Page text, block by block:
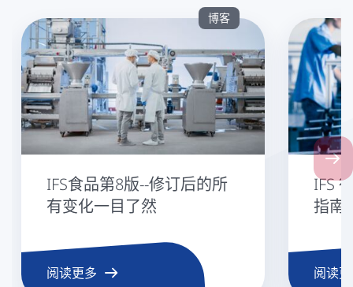
博客
IFS食品第8版--修订后的所
有变化一目了然
阅读更多
IFS
指南
阅读